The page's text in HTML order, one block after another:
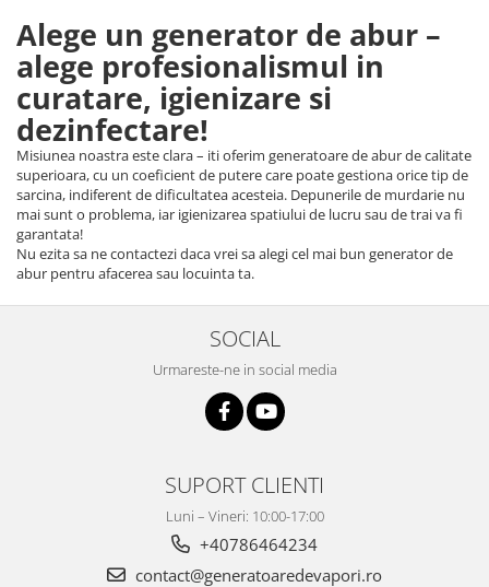
Alege un generator de abur –
alege profesionalismul in
curatare, igienizare si
dezinfectare!
Misiunea noastra este clara – iti oferim generatoare de abur de calitate
superioara, cu un coeficient de putere care poate gestiona orice tip de
sarcina, indiferent de dificultatea acesteia. Depunerile de murdarie nu
mai sunt o problema, iar igienizarea spatiului de lucru sau de trai va fi
garantata!
Nu ezita sa ne contactezi daca vrei sa alegi cel mai bun generator de
abur pentru afacerea sau locuinta ta.
SOCIAL
Urmareste-ne in social media
SUPORT CLIENTI
Luni – Vineri: 10:00-17:00
+40786464234
contact@generatoaredevapori.ro